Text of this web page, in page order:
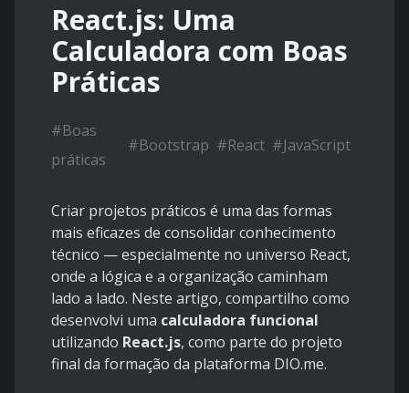
React.js: Uma
Calculadora com Boas
Práticas
#Boas
práticas
#Bootstrap #React #JavaScript
Criar projetos práticos é uma das formas
mais eficazes de consolidar conhecimento
técnico — especialmente no universo React,
onde a lógica e a organização caminham
lado a lado. Neste artigo, compartilho como
desenvolvi uma calculadora funcional
utilizando React.js, como parte do projeto
final da formação da plataforma DIO.me.